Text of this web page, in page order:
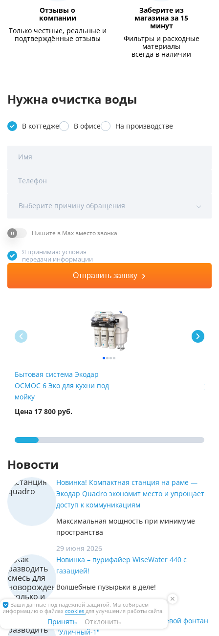
Отзывы о
компании
Только честные, реальные и
подтверждённые отзывы
Заберите из
магазина за 15
минут
Фильтры и расходные
материалы
всегда в наличии
Нужна очистка воды
В коттедже В офисе На производстве
Имя
Телефон
Выберите причину обращения
Пишите в Max вместо звонка
Я принимаю условия
передачи информации
Отправить заявку
Бытовая система Экодар
ОСМОС 6 Эко для кухни под
мойку
Цена 17 800 руб.
Новости
Новинка! Компактная станция на раме —
Экодар Quadro экономит место и упрощает
доступ к коммуникациям
Максимальная мощность при минимуме
пространства
29 июня 2026
Новинка – пурифайер WiseWater 440 с
газацией!
Волшебные пузырьки в деле!
23 июня 2026
Новинка: антивандальный питьевой фонтан
"Уличный-1"
Ваши данные под надёжной защитой. Мы собираем
информацию о файлах cookies для улучшения работы сайта.
Принять Отклонить
✕